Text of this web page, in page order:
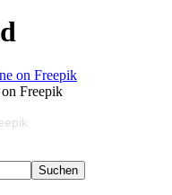
Freepik
Suchen